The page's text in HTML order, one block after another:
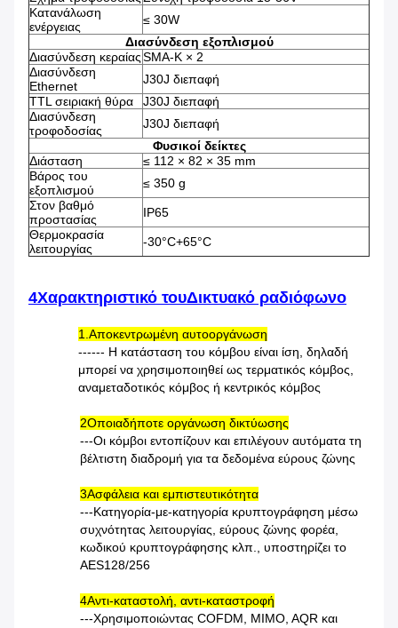
Κατανάλωση
ενέργειας
≤ 30W
Διασύνδεση εξοπλισμού
Διασύνδεση κεραίαςSMA-K × 2
Διασύνδεση
Ethernet
J30J διεπαφή
TTL σειριακή θύρα
J30J διεπαφή
Διασύνδεση
τροφοδοσίας
J30J διεπαφή
Φυσικοί δείκτες
Διάσταση
≤ 112 × 82 × 35 mm
Βάρος του
εξοπλισμού
≤ 350 g
Στον βαθμό
προστασίας
IP65
Θερμοκρασία
λειτουργίας
-30°C+65°C
4Χαρακτηριστικό τουΔικτυακό ραδιόφωνο
1.Αποκεντρωμένη αυτοοργάνωση
------ Η κατάσταση του κόμβου είναι ίση, δηλαδή
μπορεί να χρησιμοποιηθεί ως τερματικός κόμβος,
αναμεταδοτικός κόμβος ή κεντρικός κόμβος
2Οποιαδήποτε οργάνωση δικτύωσης
---Οι κόμβοι εντοπίζουν και επιλέγουν αυτόματα τη
βέλτιστη διαδρομή για τα δεδομένα εύρους ζώνης
3Ασφάλεια και εμπιστευτικότητα
---Κατηγορία-με-κατηγορία κρυπτογράφηση μέσω
συχνότητας λειτουργίας, εύρους ζώνης φορέα,
κωδικού κρυπτογράφησης κλπ., υποστηρίζει το
AES128/256
4Αντι-καταστολή, αντι-καταστροφή
---Χρησιμοποιώντας COFDM, MIMO, AQR και